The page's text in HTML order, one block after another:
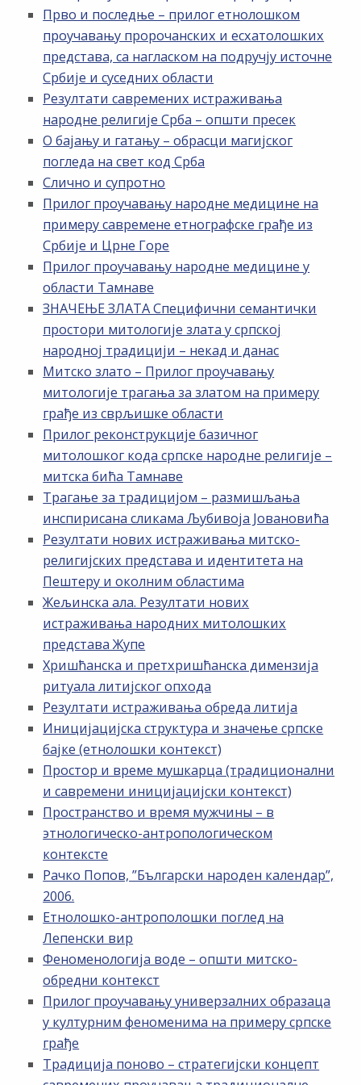
Прво и последње – прилог етнолошком
проучавању пророчанских и есхатолошких
представа, са нагласком на подручју источне
Србије и суседних области
Резултати савремених истраживања
народне религије Срба – општи пресек
О бајању и гатању – обрасци магијског
погледа на свет код Срба
Слично и супротно
Прилог проучавању народне медицине на
примеру савремене етнографске грађе из
Србије и Црне Горе
Прилог проучавању народне медицине у
области Тамнаве
ЗНАЧЕЊЕ ЗЛАТА Специфични семантички
простори митологије злата у српској
народној традицији – некад и данас
Митско злато – Прилог проучавању
митологије трагања за златом на примеру
грађе из сврљишке области
Прилог реконструкције базичног
митолошког кода српске народне религије –
митска бића Тамнаве
Трагање за традицијом – размишљања
инспирисана сликама Љубивоја Јовановића
Резултати нових истраживања митско-
религијских представа и идентитета на
Пештеру и околним областима
Жељинска ала. Резултати нових
истраживања народних митолошких
представа Жупе
Хришћанска и претхришћанска димензија
ритуала литијског опхода
Резултати истраживања обреда литија
Иницијацијска структура и значење српске
бајке (етнолошки контекст)
Простор и време мушкарца (традиционални
и савремени иницијацијски контекст)
Пространство и время мужчины – в
этнологическо-антропологическом
контексте
Рачко Попов, ”Български народен календар”,
2006.
Етнолошко-антрополошки поглед на
Лепенски вир
Феноменологија воде – општи митско-
обредни контекст
Прилог проучавању универзалних образаца
у културним феноменима на примеру српске
грађе
Традиција поново – стратегијски концепт